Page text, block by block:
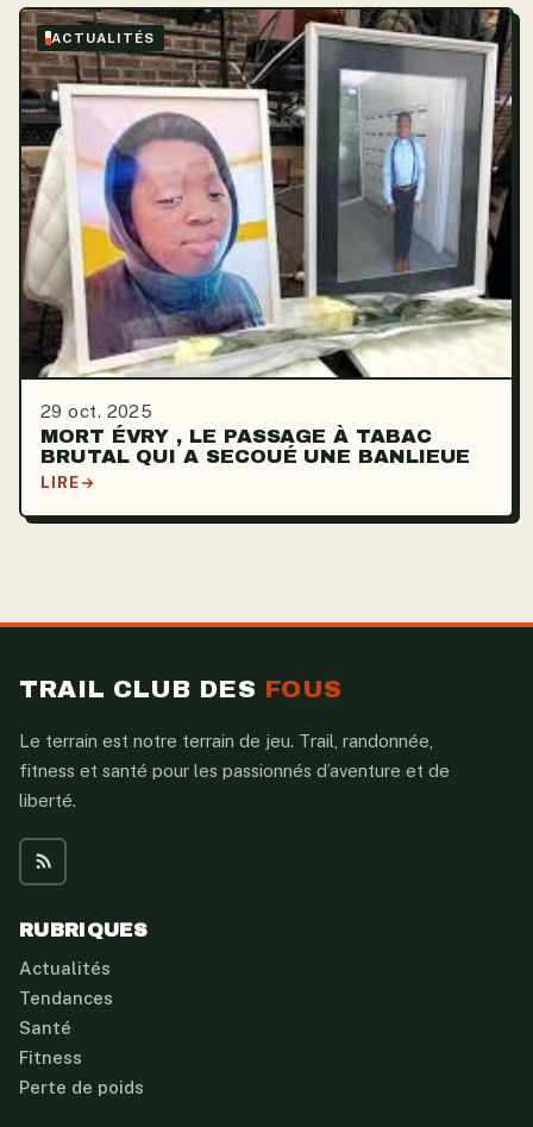
ACTUALITÉS
29 oct. 2025
MORT ÉVRY , LE PASSAGE À TABAC
BRUTAL QUI A SECOUÉ UNE BANLIEUE
LIRE
TRAIL CLUB DES FOUS
Le terrain est notre terrain de jeu. Trail, randonnée,
fitness et santé pour les passionnés d’aventure et de
liberté.
RUBRIQUES
Actualités
Tendances
Santé
Fitness
Perte de poids